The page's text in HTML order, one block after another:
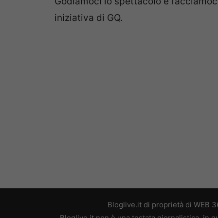
iniziativa di GQ.
Bloglive.it di proprietà di WEB